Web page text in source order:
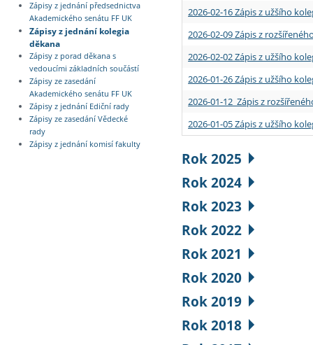
Zápisy z jednání předsednictva
Akademického senátu FF UK
Zápisy z jednání kolegia
děkana
Zápisy z porad děkana s
vedoucími základních součástí
Zápisy ze zasedání
Akademického senátu FF UK
Zápisy z jednání Ediční rady
Zápisy ze zasedání Vědecké
rady
Zápisy z jednání komisí fakulty
2026-02-16 Zápis z užšího
2026-02-09 Zápis z
2026-02-02 Zápis z užšího
2026-01-26 Zápis z užšího
2026-01-12 Zápis z
2026-01-05 Zápis z užšího
Rok 2025
Rok 2024
Rok 2023
Rok 2022
Rok 2021
Rok 2020
Rok 2019
Rok 2018